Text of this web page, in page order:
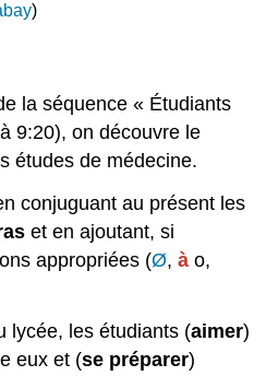
)
la séquence « Étudiants
9:20), on découvre le
études de médecine.
conjuguant au présent les
et en ajoutant, si
appropriées (Ø,à o,
lycée, les étudiants (aimer)
eux et (se préparer)